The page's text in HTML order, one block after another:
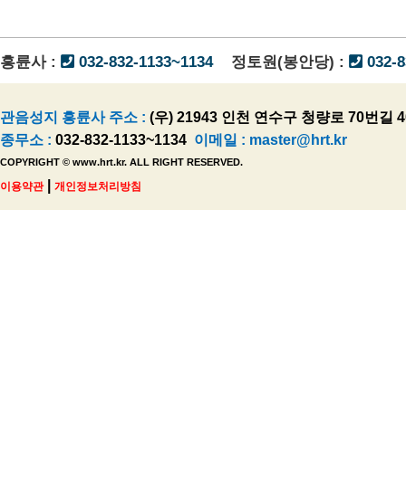
흥륜사 : 032-832-1133~1134정토원(봉안당) : 032-
관음성지 흥륜사 주소 : (우) 21943 인천 연수구 청량로 70번길
종무소 : 032-832-1133~1134 이메일 : master@hrt.kr
COPYRIGHT © www.hrt.kr. ALL RIGHT RESERVED.
이용약관| 개인정보처리방침